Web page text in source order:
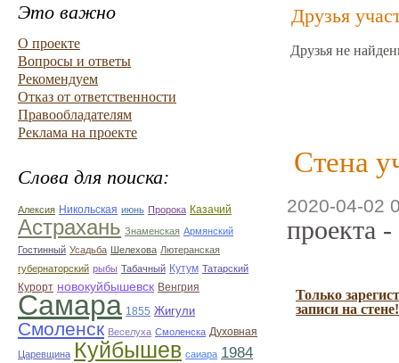
Это важно
О проекте
Вопросы и ответы
Рекомендуем
Отказ от ответственности
Правообладателям
Реклама на проекте
Слова для поиска:
Алексия Никольская июнь Пророка Казачий
Астрахань Знаменская Армянский
Гостинный Усадьба Шелехова Лютеранская
губернаторский рыбы Табачный Кутум Татарский
Курорт новокуйбышевск Венгрия
Самара 1855 Жигули
Смоленск Веселуха Смоленска Духовная
Царевщина Куйбышев саиара 1984
Друзья
Друзья не
Стена
2020-04-02
проекта
Только
записи на стене!